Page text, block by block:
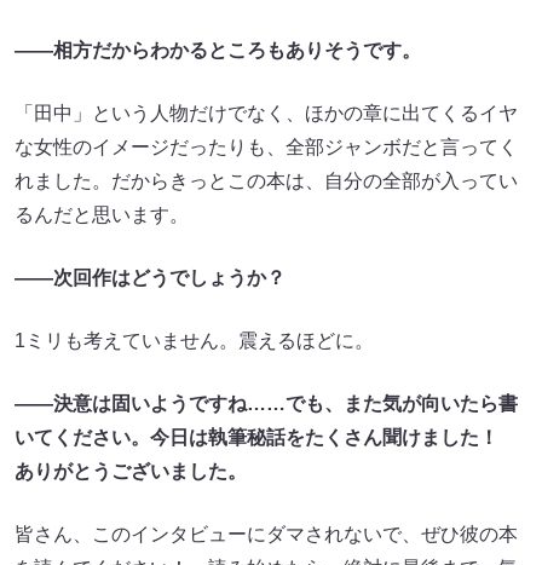
――相方だからわかるところもありそうです。
「田中」という人物だけでなく、ほかの章に出てくるイヤ
な女性のイメージだったりも、全部ジャンボだと言ってく
れました。だからきっとこの本は、自分の全部が入ってい
るんだと思います。
――次回作はどうでしょうか？
1ミリも考えていません。震えるほどに。
――決意は固いようですね……でも、また気が向いたら書
いてください。今日は執筆秘話をたくさん聞けました！
ありがとうございました。
皆さん、このインタビューにダマされないで、ぜひ彼の本